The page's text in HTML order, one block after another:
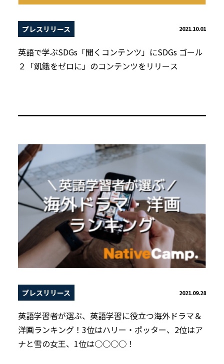
プレスリリース 2021.10.01
英語で学ぶSDGs「聞くコンテンツ」にSDGs ゴール
２「飢餓をゼロに」のコンテンツをリリース
プレスリリース 2021.09.28
英語学習者が選ぶ、英語学習に役立つ海外ドラマ＆
洋画ランキング！3位はハリー・ポッター、2位はア
ナと雪の女王、1位は○○○○！